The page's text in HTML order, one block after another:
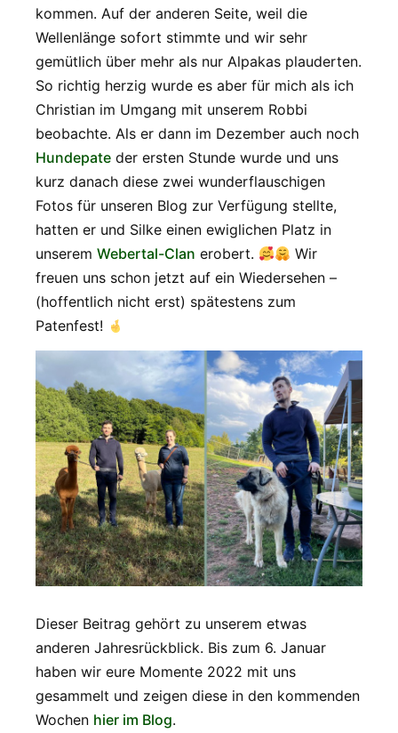
kommen. Auf der anderen Seite, weil die
Wellenlänge sofort stimmte und wir sehr
gemütlich über mehr als nur Alpakas plauderten.
So richtig herzig wurde es aber für mich als ich
Christian im Umgang mit unserem Robbi
beobachte. Als er dann im Dezember auch noch
Hundepate der ersten Stunde wurde und uns
kurz danach diese zwei wunderflauschigen
Fotos für unseren Blog zur Verfügung stellte,
hatten er und Silke einen ewiglichen Platz in
unserem Webertal-Clan erobert.
Wir
freuen uns schon jetzt auf ein Wiedersehen –
(hoffentlich nicht erst) spätestens zum
Patenfest!
Dieser Beitrag gehört zu unserem etwas
anderen Jahresrückblick. Bis zum 6. Januar
haben wir eure Momente 2022 mit uns
gesammelt und zeigen diese in den kommenden
Wochen hier im Blog.